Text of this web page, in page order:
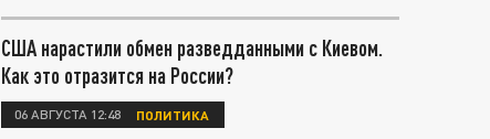
США нарастили обмен разведданными с Киевом.
Как это отразится на России?
06 АВГУСТА 12:48 ПОЛИТИКА